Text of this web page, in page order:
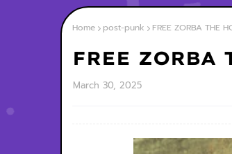
Home post-punk FREE ZORBA THE
FREE
March 30, 2025